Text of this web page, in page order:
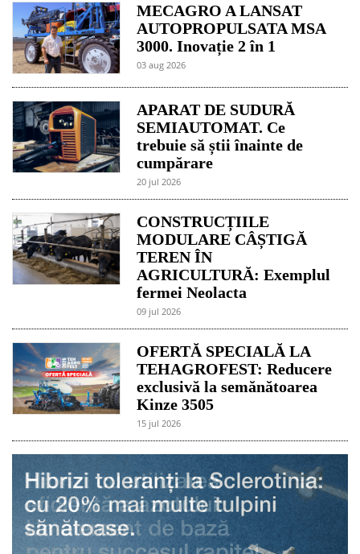
MECAGRO A LANSAT
AUTOPROPULSATA MSA
3000. Inovație 2 în 1
03 aug 2026
APARAT DE SUDURĂ
SEMIAUTOMAT. Ce
trebuie să știi înainte de
cumpărare
20 jul 2026
CONSTRUCȚIILE
MODULARE CÂȘTIGĂ
TEREN ÎN
AGRICULTURĂ: Exemplul
fermei Neolacta
09 jul 2026
OFERTĂ SPECIALĂ LA
TEHAGROFEST: Reducere
exclusivă la semănătoarea
Kinze 3505
15 jul 2026